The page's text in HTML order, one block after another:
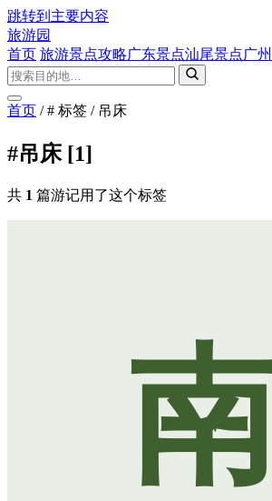
跳转到主要内容
旅游园
首页 旅游景点攻略广东景点汕尾景点广
首页 / # 标签 / 吊床
#吊床 [1]
共 1 篇游记用了这个标签